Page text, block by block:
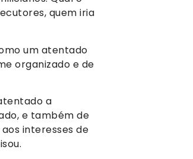
quem iria
um atentado
organizado e de
a
e também de
interesses de